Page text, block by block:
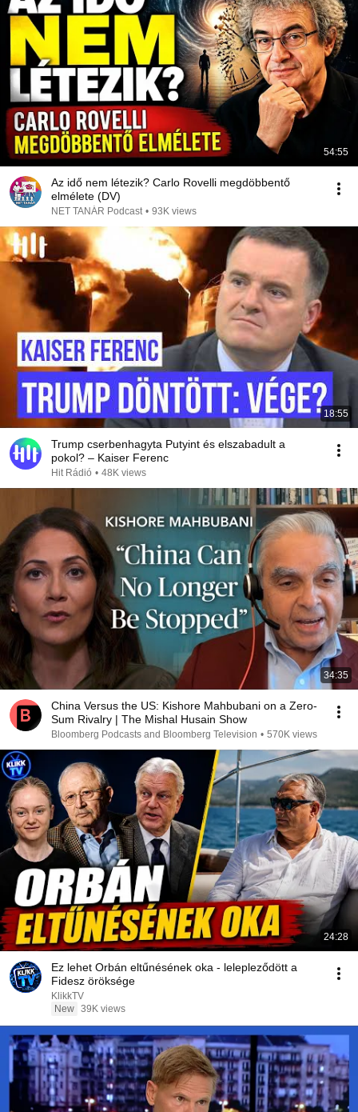
54:55
Az idő nem létezik? Carlo Rovelli megdöbbentő
elmélete (DV)
NET TANÁR Podcast • 93K views
18:55
Trump cserbenhagyta Putyint és elszabadult a
pokol? – Kaiser Ferenc
Hit Rádió • 48K views
34:35
China Versus the US: Kishore Mahbubani on a Zero-
Sum Rivalry | The Mishal Husain Show
Bloomberg Podcasts and Bloomberg Television • 570K views
24:28
Ez lehet Orbán eltűnésének oka - lelepleződött a
Fidesz öröksége
KlikkTV
New 39K views